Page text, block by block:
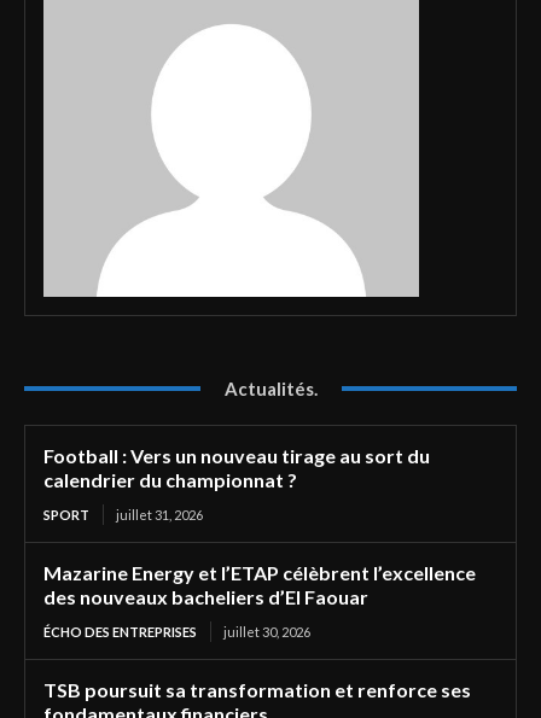
Actualités.
Football : Vers un nouveau tirage au sort du
calendrier du championnat ?
SPORT juillet 31, 2026
Mazarine Energy et l’ETAP célèbrent l’excellence
des nouveaux bacheliers d’El Faouar
ÉCHO DES ENTREPRISES juillet 30, 2026
TSB poursuit sa transformation et renforce ses